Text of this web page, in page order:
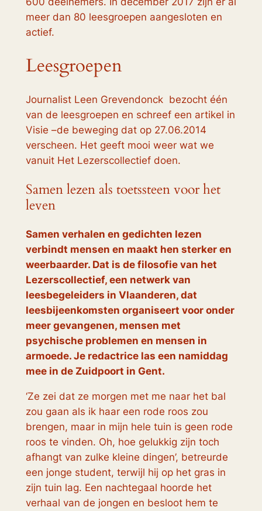
meer dan 80 leesgroepen aangesloten en
actief.
Leesgroepen
Journalist Leen Grevendonck bezocht één
van de leesgroepen en schreef een artikel in
Visie –de beweging dat op 27.06.2014
verscheen. Het geeft mooi weer wat we
vanuit Het Lezerscollectief doen.
Samen lezen als toetssteen voor het
leven
Samen verhalen en gedichten lezen
verbindt mensen en maakt hen sterker en
weerbaarder. Dat is de filosofie van het
Lezerscollectief, een netwerk van
leesbegeleiders in Vlaanderen, dat
leesbijeenkomsten organiseert voor onder
meer gevangenen, mensen met
psychische problemen en mensen in
armoede. Je redactrice las een namiddag
mee in de Zuidpoort in Gent.
‘Ze zei dat ze morgen met me naar het bal
zou gaan als ik haar een rode roos zou
brengen, maar in mijn hele tuin is geen rode
roos te vinden. Oh, hoe gelukkig zijn toch
afhangt van zulke kleine dingen’, betreurde
een jonge student, terwijl hij op het gras in
zijn tuin lag. Een nachtegaal hoorde het
verhaal van de jongen en besloot hem te